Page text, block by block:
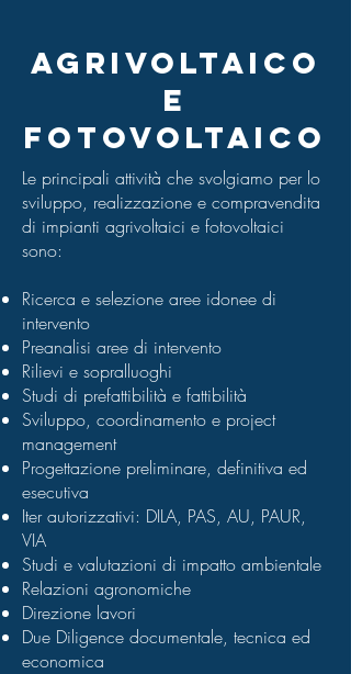
AGRIVOLTAICO
E
FOTOVOLTAICO
Le principali attività che svolgiamo per lo
sviluppo, realizzazione e compravendita
di impianti agrivoltaici e fotovoltaici
sono:
Ricerca e selezione aree idonee di
intervento
Preanalisi aree di intervento
Rilievi e sopralluoghi
Studi di prefattibilità e fattibilità
Sviluppo, coordinamento e project
management
Progettazione preliminare, definitiva ed
esecutiva
Iter autorizzativi: DILA, PAS, AU, PAUR,
VIA
Studi e valutazioni di impatto ambientale
Relazioni agronomiche
Direzione lavori
Due Diligence documentale, tecnica ed
economica